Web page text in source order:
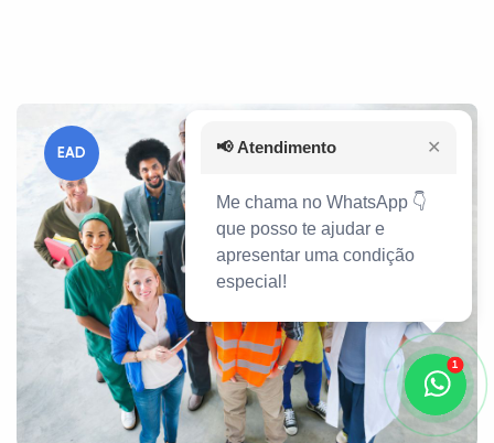
EAD
1
📢 Atendimento ✕
Me chama no WhatsApp 👇
que posso te ajudar e
apresentar uma condição
especial!